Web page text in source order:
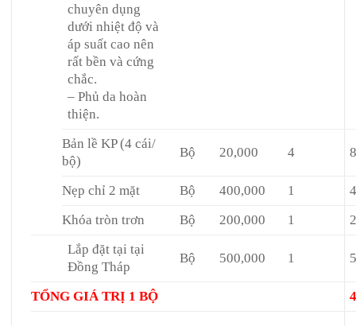
chuyên dụng
dưới nhiệt độ và
áp suất cao nên
rất bền và cứng
chắc.
– Phủ da hoàn
thiện.
Bản lề KP (4 cái/
bộ)
Bộ 20,000 4
Nẹp chỉ 2 mặt Bộ 400,000 1
Khóa tròn trơn
Bộ 200,000 1
Lắp đặt tại tại
Đồng Tháp
Bộ 500,000 1
TỔNG GIÁ TRỊ 1 BỘ